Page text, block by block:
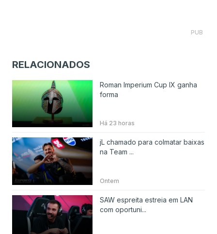
PUB
RELACIONADOS
Roman Imperium Cup IX ganha
forma
Há 23 horas
jL chamado para colmatar baixas
na Team ...
Ontem
SAW espreita estreia em LAN
com oportuni...